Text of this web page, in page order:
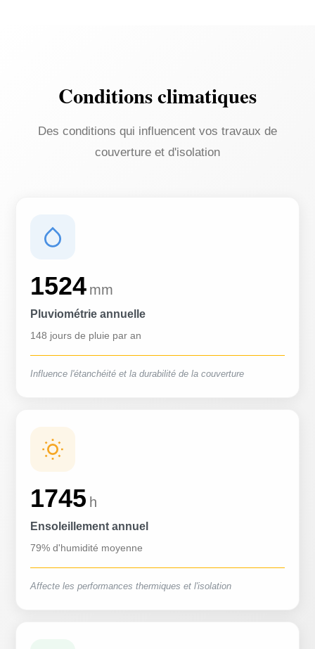
Conditions climatiques
Des conditions qui influencent vos travaux de
couverture et d'isolation
1524 mm
Pluviométrie annuelle
148 jours de pluie par an
Influence l'étanchéité et la durabilité de la couverture
1745 h
Ensoleillement annuel
79% d'humidité moyenne
Affecte les performances thermiques et l'isolation